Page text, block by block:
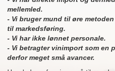
mellemled.
- Vi bruger mund til øre
til markedsføring.
- Vi har ikke lønnet personale.
- Vi betragter vinimport som en
derfor meget små avancer.